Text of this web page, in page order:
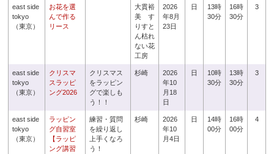
east side
tokyo
（東京）
お花を選
んで作る
リース
大貫裕
美 す
りすと
ん枯れ
ない花
工房
2026
年8月
23日
日
13時
30分
16時
30分
3
east side
tokyo
（東京）
クリスマ
スラッピ
ング2026
クリスマス
をラッピン
グで楽しも
う！！
杉崎
2026
年10
月18
日
日
10時
30分
13時
30分
3
east side
tokyo
（東京）
ラッピン
グ自習室
【ラッピ
ング講習
練習・質問
を繰り返し
上手くなろ
う！
杉崎
2026
年10
月4日
日
14時
00分
16時
00分
4